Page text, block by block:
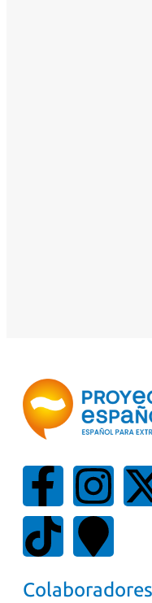
Colaboradores